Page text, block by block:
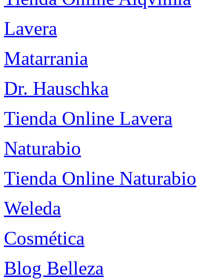
Lavera
Matarrania
Dr. Hauschka
Tienda Online Lavera
Naturabio
Tienda Online Naturabio
Weleda
Cosmética
Blog Belleza